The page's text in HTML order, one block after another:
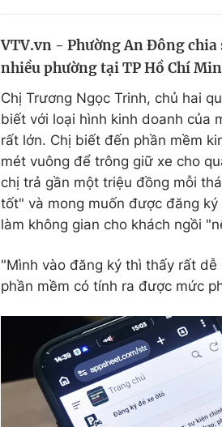
Chất lượng cuộc
VTV.vn - Phường An Đông chia
nhiều phường tại TP Hồ Chí
Chị Trương Ngọc Trinh, chủ hai
biết với loại hình kinh doanh của
rất lớn. Chị biết đến phần mềm
mét vuông để trông giữ xe cho
chị trả gần một triệu đồng mỗi
tốt" và mong muốn được đăng
làm không gian cho khách ngồi
"Mình vào đăng ký thì thấy rất
phần mềm có tính ra được mức